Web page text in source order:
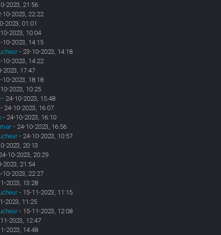
2023, 21:56
2023, 22:22
2023, 01:01
2023, 10:04
2023, 14:15
- 23-10-2023, 14:18
2023, 14:22
2023, 17:47
2023, 18:18
2023, 10:25
- 24-10-2023, 15:48
24-10-2023, 16:07
- 24-10-2023, 16:10
- 24-10-2023, 16:56
- 24-10-2023, 10:57
2023, 20:13
10-2023, 20:29
2023, 21:54
2023, 22:27
2023, 13:28
- 15-11-2023, 11:15
2023, 11:25
- 15-11-2023, 12:08
2023, 12:47
2023, 14:48